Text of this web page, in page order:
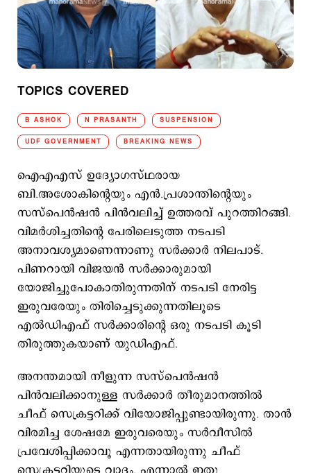
TOPICS COVERED
B ASHOK N PRASANTH SUSPENSION
UDF GOVERNMENT BREAKING NEWS
ഐഎഎസ് ഉദ്യോഗസ്ഥരായ
ബി.അശോകിന്‍റെയും എന്‍.പ്രശാന്തിന്‍റെയും
സസ്പെന്‍ഷന്‍ പിന്‍വലിച്ച് ഉത്തരവ് പുറത്തിറങ്ങി.
വിമർശിച്ചതിന്‍റെ പേരിലെടുത്ത നടപടി
അനാവശ്യമാണെന്നാണു സർക്കാർ നിലപാട്.
പിണറായി വിജയന്‍ സര്‍ക്കാരുമായി
യോജിച്ചുപോകാതിരുന്നതിന് നടപടി നേരിട്ട
ഇരുവരേയും തിരിച്ചെടുക്കുന്നതിലൂടെ
എല്‍ഡിഎഫ് സര്‍ക്കാരിന്‍റെ ഒരു നടപടി കൂടി
തിരുത്തുകയാണ് യുഡിഎഫ്.
അനന്തമായി നീളുന്ന സസ്പെന്‍ഷന്‍
പിന്‍വലിക്കാനുള്ള സര്‍ക്കാര്‍ തീരുമാനത്തില്‍
ചീഫ് സെക്രട്ടറിക്ക് വിയോജിപ്പുണ്ടായിരുന്നു. താന്‍
വിരമിച്ച ശേഷമേ ഇരുവരെയും സര്‍വീസില്‍
പ്രവേശിപ്പിക്കാവൂ എന്നതായിരുന്നു ചീഫ്